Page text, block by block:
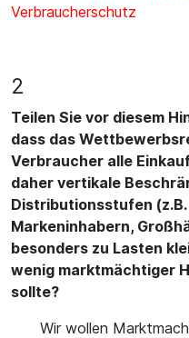
Verbraucherschutz
2
Teilen Sie vor diesem
dass das
Verbraucher alle
daher vertikale
Distributionsstufen
Markeninhabern,
besonders zu Lasten
wenig marktmächtiger
sollte?
Wir wollen